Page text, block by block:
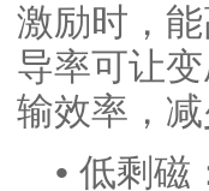
激励时，
导率可让
输效率，
• 低剩磁